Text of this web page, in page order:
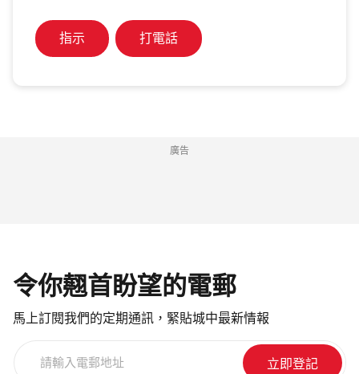
指示 打電話
廣告
令你翹首盼望的電郵
馬上訂閱我們的定期通訊，緊貼城中最新情報